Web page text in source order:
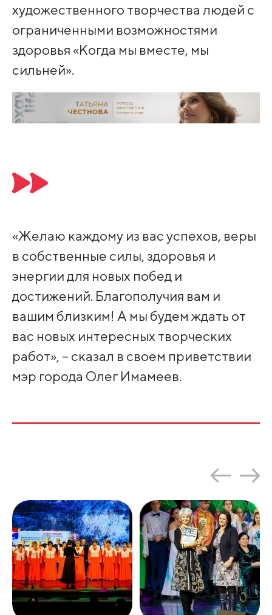
художественного творчества людей с
ограниченными возможностями
здоровья «Когда мы вместе, мы
сильней».
«Желаю каждому из вас успехов, веры
в собственные силы, здоровья и
энергии для новых побед и
достижений. Благополучия вам и
вашим близким! А мы будем ждать от
вас новых интересных творческих
работ», – сказал в своем приветствии
мэр города Олег Имамеев.